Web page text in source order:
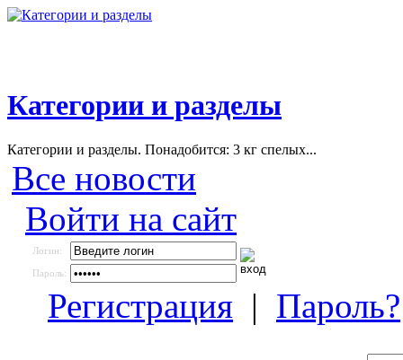
Категории и разделы
Категории и разделы. Понадобится: 3 кг спелых...
Все новости
Войти на сайт
Логин:
Пароль:
Регистрация | Пароль?